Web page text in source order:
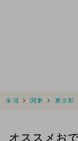
全国 関東 東京都
オススメお